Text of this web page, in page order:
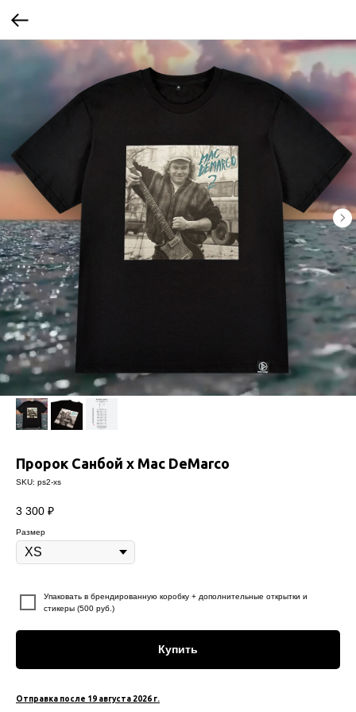
Пророк Санбой х Mac DeMarco
SKU: ps2-xs
3 300 ₽
Размер
Упаковать в брендированную коробку + дополнительные открытки и
стикеры (500 руб.)
Купить
Отправка после 19 августа 2026 г.